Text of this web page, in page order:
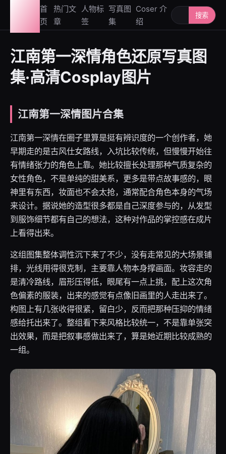
首
页
热门文
章
人物标
签
写真图
集
Coser 介
绍
搜索人物或写
搜索
江南第一深情角色还原写真图
集·高清Cosplay图片
江南第一深情图片合集
江南第一深情在圈子里算是挺有辨识度的一个创作者，她
早期走的是古风仕女路线，入坑比较传统，但慢慢开始往
有情绪张力的角色上靠。她比较擅长处理那种气质复杂的
女性角色，不是单纯的甜美系，更多是带点故事感的，眼
神里有东西，妆面也不会太抢，通常配合角色本身的气场
来设计。据说她的造型很多都是自己深度参与的，从发型
到服饰细节都有自己的想法，这种对作品的掌控感在成片
上看得出来。
这组图集整体调性沉下来了不少，没有走常见的大场景铺
排，光线用得很克制，主要靠人物本身撑画面。妆容走的
是清冷路线，眉形压得低，眼尾有一点上挑，配上这次角
色偏素的服装，出来的感觉有点像旧画里的人走出来了。
构图上有几张收得很紧，留白少，反而把那种压抑的情绪
感给托出来了。整组看下来风格比较统一，不是靠单张突
出效果，而是把叙事感做出来了，算是她近期比较成熟的
一组。